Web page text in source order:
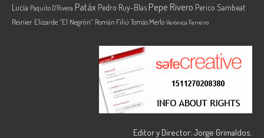
Lucía Paquito D'Rivera Patáx Pedro Ruy-Blas Pepe Rivero Perico Sambeat
Reinier Elizarde “El Negrón” Román Filiú Tomás Merlo Verónica Ferreiro
Editor y Director: Jorge Grimaldos.